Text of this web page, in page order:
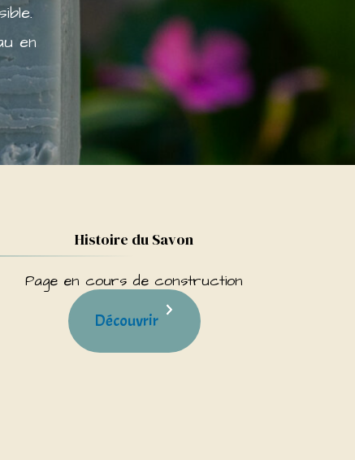
en
Histoire du Savon
Page en cours de construction
Découvrir